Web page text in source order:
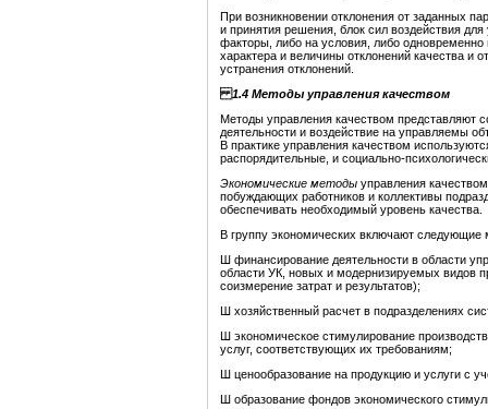
При возникновении отклонения от заданных
и принятия решения, блок сил воздействия
факторы, либо на условия, либо одновременно
характера и величины отклонений качества и
устранения отклонений.
1.4 Методы управления качеством
Методы управления качеством представляют
деятельности и воздействие на управляемы
В практике управления качеством
распорядительные, и социально-
Экономические методы управления
побуждающих работников и коллективы
обеспечивать необходимый уровень качества.
В группу экономических включают следующие
Ш финансирование деятельности в области
области УК, новых и модернизируемых видов
соизмерение затрат и результатов);
Ш хозяйственный расчет в подразделениях
Ш экономическое стимулирование
услуг, соответствующих их требованиям;
Ш ценообразование на продукцию и услуги с
Ш образование фондов экономического